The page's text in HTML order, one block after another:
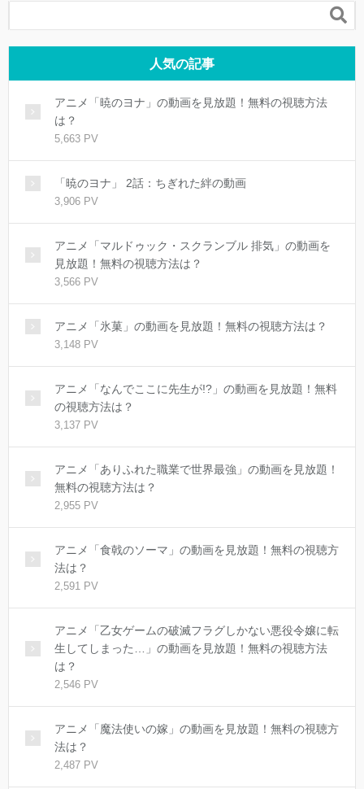

人気の記事
アニメ「暁のヨナ」の動画を見放題！無料の視聴方法
は？
5,663 PV
「暁のヨナ」 2話：ちぎれた絆の動画
3,906 PV
アニメ「マルドゥック・スクランブル 排気」の動画を
見放題！無料の視聴方法は？
3,566 PV
アニメ「氷菓」の動画を見放題！無料の視聴方法は？
3,148 PV
アニメ「なんでここに先生が!?」の動画を見放題！無料
の視聴方法は？
3,137 PV
アニメ「ありふれた職業で世界最強」の動画を見放題！
無料の視聴方法は？
2,955 PV
アニメ「食戟のソーマ」の動画を見放題！無料の視聴方
法は？
2,591 PV
アニメ「乙女ゲームの破滅フラグしかない悪役令嬢に転
生してしまった…」の動画を見放題！無料の視聴方法
は？
2,546 PV
アニメ「魔法使いの嫁」の動画を見放題！無料の視聴方
法は？
2,487 PV